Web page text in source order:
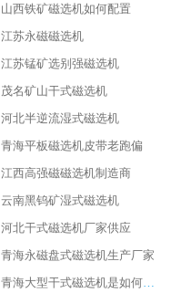
山西铁矿磁选机如何配置
江苏永磁磁选机
江苏锰矿选别强磁选机
茂名矿山干式磁选机
河北半逆流湿式磁选机
青海平板磁选机皮带老跑偏
江西高强磁磁选机制造商
云南黑钨矿湿式磁选机
河北干式磁选机厂家供应
青海永磁盘式磁选机生产厂家
青海大型干式磁选机是如何选矿的